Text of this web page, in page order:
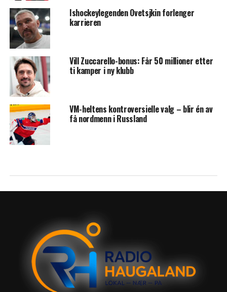
Ishockeylegenden Ovetsjkin forlenger
karrieren
Vill Zuccarello-bonus: Får 50 millioner etter
ti kamper i ny klubb
VM-heltens kontroversielle valg – blir én av
få nordmenn i Russland